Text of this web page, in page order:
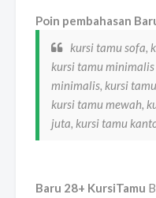
Poin pembahasan
kursi tamu sofa,
kursi tamu
minimalis, kursi
kursi tamu mewah,
juta, kursi tamu
Baru 28+ KursiTamu